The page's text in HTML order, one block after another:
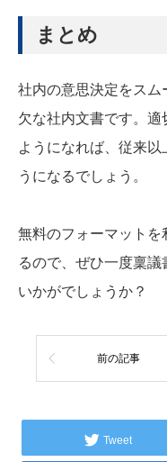
まとめ
社内の意思決定をス
欠な社内文書です。
ようになれば、従来
うになるでしょう。
無料のフォーマットを
るので、ぜひ一度稟
いかがでしょうか？
前の記事
Tweet